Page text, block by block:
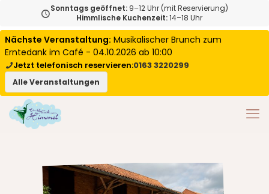
Sonntags geöffnet:9–12 Uhr (mit Reservierung)
Himmlische Kuchenzeit:14–18 Uhr
Nächste Veranstaltung: Musikalischer Brunch zum
Erntedank im Café - 04.10.2026 ab 10:00
Jetzt telefonisch reservieren:0163 3220299
Alle Veranstaltungen